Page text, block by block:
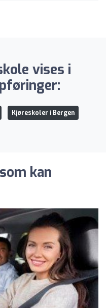
vises i
Kjøreskoler i Bergen
kan